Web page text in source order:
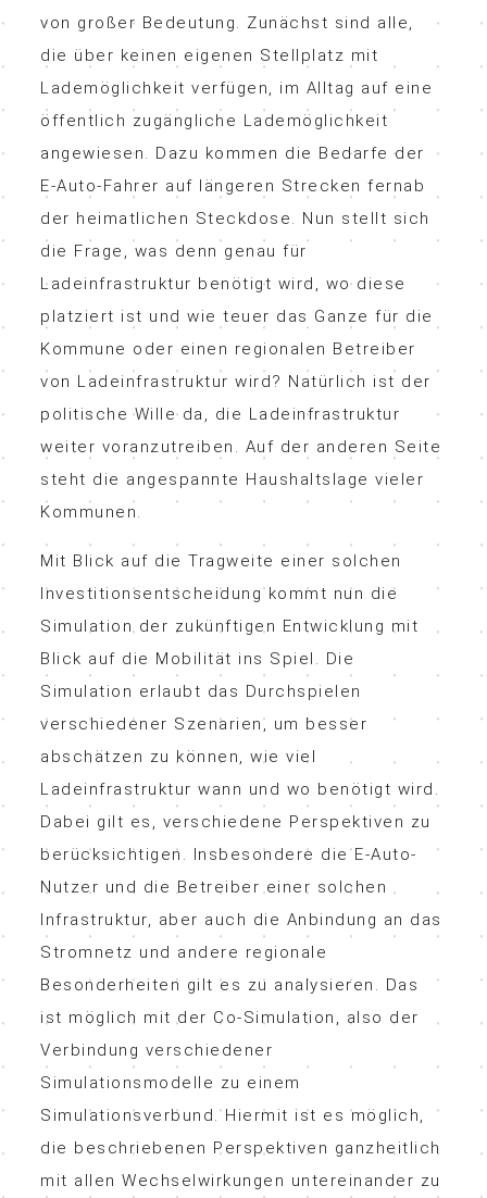
von großer Bedeutung. Zunächst sind alle,
die über keinen eigenen Stellplatz mit
Lademöglichkeit verfügen, im Alltag auf eine
öffentlich zugängliche Lademöglichkeit
angewiesen. Dazu kommen die Bedarfe der
E-Auto-Fahrer auf längeren Strecken fernab
der heimatlichen Steckdose. Nun stellt sich
die Frage, was denn genau für
Ladeinfrastruktur benötigt wird, wo diese
platziert ist und wie teuer das Ganze für die
Kommune oder einen regionalen Betreiber
von Ladeinfrastruktur wird? Natürlich ist der
politische Wille da, die Ladeinfrastruktur
weiter voranzutreiben. Auf der anderen Seite
steht die angespannte Haushaltslage vieler
Kommunen.
Mit Blick auf die Tragweite einer solchen
Investitionsentscheidung kommt nun die
Simulation der zukünftigen Entwicklung mit
Blick auf die Mobilität ins Spiel. Die
Simulation erlaubt das Durchspielen
verschiedener Szenarien, um besser
abschätzen zu können, wie viel
Ladeinfrastruktur wann und wo benötigt wird.
Dabei gilt es, verschiedene Perspektiven zu
berücksichtigen. Insbesondere die E-Auto-
Nutzer und die Betreiber einer solchen
Infrastruktur, aber auch die Anbindung an das
Stromnetz und andere regionale
Besonderheiten gilt es zu analysieren. Das
ist möglich mit der Co-Simulation, also der
Verbindung verschiedener
Simulationsmodelle zu einem
Simulationsverbund. Hiermit ist es möglich,
die beschriebenen Perspektiven ganzheitlich
mit allen Wechselwirkungen untereinander zu